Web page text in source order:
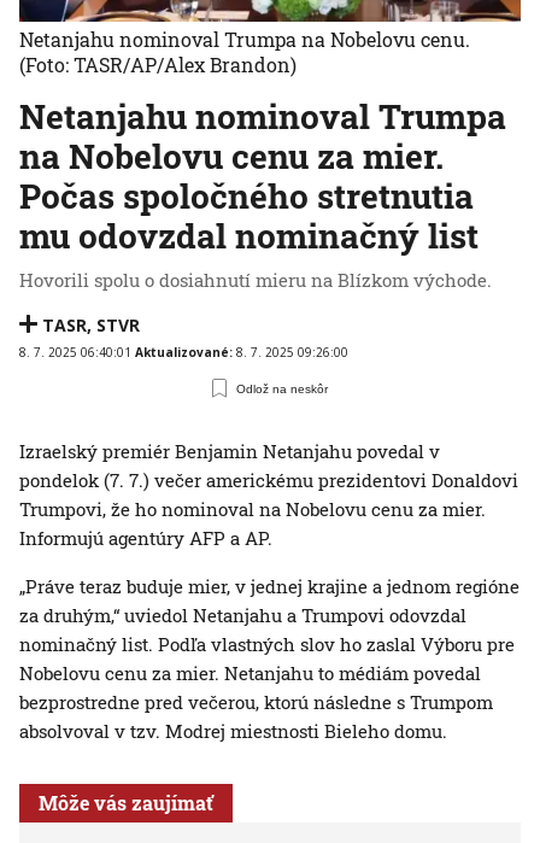
Netanjahu nominoval Trumpa
na Nobelovu cenu za mier.
Počas spoločného stretnutia
mu odovzdal nominačný list
Hovorili spolu o dosiahnutí mieru na Blízkom východe.
TASR, STVR
8. 7. 2025 06:40:01 Aktualizované: 8. 7. 2025 09:26:00
Odlož na neskôr
Netanjahu nominoval Trumpa na Nobelovu cenu.
(Foto: TASR/AP/Alex Brandon)
Izraelský premiér Benjamin Netanjahu povedal v
pondelok (7. 7.) večer americkému prezidentovi Donaldovi
Trumpovi, že ho nominoval na Nobelovu cenu za mier.
Informujú agentúry AFP a AP.
„Práve teraz buduje mier, v jednej krajine a jednom regióne
za druhým,“ uviedol Netanjahu a Trumpovi odovzdal
nominačný list. Podľa vlastných slov ho zaslal Výboru pre
Nobelovu cenu za mier. Netanjahu to médiám povedal
bezprostredne pred večerou, ktorú následne s Trumpom
absolvoval v tzv. Modrej miestnosti Bieleho domu.
Môže vás zaujímať